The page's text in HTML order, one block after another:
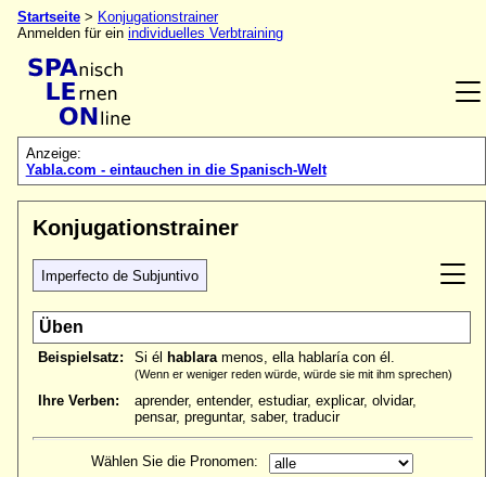
Startseite > Konjugationstrainer
Anmelden für ein individuelles Verbtraining
Anzeige:
Yabla.com - eintauchen in die Spanisch-Welt
Konjugationstrainer
Imperfecto de Subjuntivo
Üben
Beispielsatz: Si élhablara menos, ella hablaría con él.
(Wenn er weniger reden würde, würde sie mit ihm sprechen)
Ihre Verben:
aprender, entender, estudiar, explicar, olvidar,
pensar, preguntar, saber, traducir
Wählen Sie die Pronomen: